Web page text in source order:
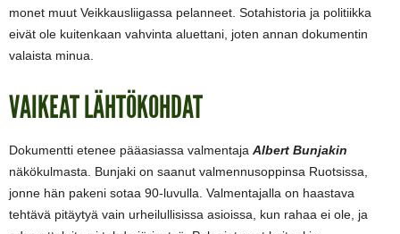
monet muut Veikkausliigassa pelanneet. Sotahistoria ja politiikka
eivät ole kuitenkaan vahvinta aluettani, joten annan dokumentin
valaista minua.
VAIKEAT LÄHTÖKOHDAT
Dokumentti etenee pääasiassa valmentaja Albert Bunjakin
näkökulmasta. Bunjaki on saanut valmennusoppinsa Ruotsissa,
jonne hän pakeni sotaa 90-luvulla. Valmentajalla on haastava
tehtävä pitäytyä vain urheilullisissa asioissa, kun rahaa ei ole, ja